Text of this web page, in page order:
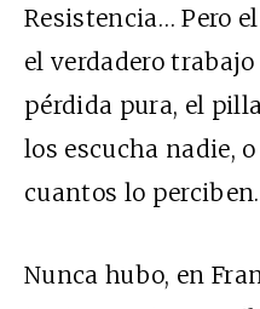
Resistencia… Pero
el verdadero
pérdida pura, el
los escucha nadie,
cuantos lo perciben.
Nunca hubo, en